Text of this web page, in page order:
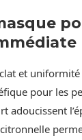
et
pour les
adoucissent